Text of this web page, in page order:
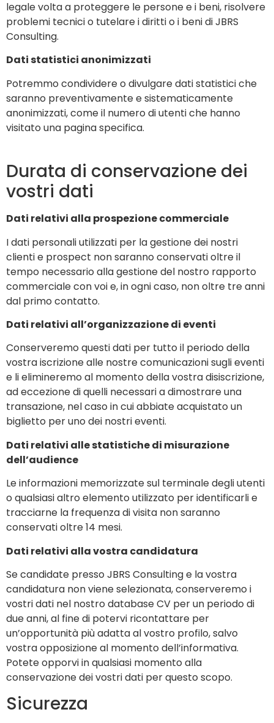
legale volta a proteggere le persone e i beni, risolvere
problemi tecnici o tutelare i diritti o i beni di JBRS
Consulting.
Dati statistici anonimizzati
Potremmo condividere o divulgare dati statistici che
saranno preventivamente e sistematicamente
anonimizzati, come il numero di utenti che hanno
visitato una pagina specifica.
Durata di conservazione dei
vostri dati
Dati relativi alla prospezione commerciale
I dati personali utilizzati per la gestione dei nostri
clienti e prospect non saranno conservati oltre il
tempo necessario alla gestione del nostro rapporto
commerciale con voi e, in ogni caso, non oltre tre anni
dal primo contatto.
Dati relativi all’organizzazione di eventi
Conserveremo questi dati per tutto il periodo della
vostra iscrizione alle nostre comunicazioni sugli eventi
e li elimineremo al momento della vostra disiscrizione,
ad eccezione di quelli necessari a dimostrare una
transazione, nel caso in cui abbiate acquistato un
biglietto per uno dei nostri eventi.
Dati relativi alle statistiche di misurazione
dell’audience
Le informazioni memorizzate sul terminale degli utenti
o qualsiasi altro elemento utilizzato per identificarli e
tracciarne la frequenza di visita non saranno
conservati oltre 14 mesi.
Dati relativi alla vostra candidatura
Se candidate presso JBRS Consulting e la vostra
candidatura non viene selezionata, conserveremo i
vostri dati nel nostro database CV per un periodo di
due anni, al fine di potervi ricontattare per
un’opportunità più adatta al vostro profilo, salvo
vostra opposizione al momento dell’informativa.
Potete opporvi in qualsiasi momento alla
conservazione dei vostri dati per questo scopo.
Sicurezza